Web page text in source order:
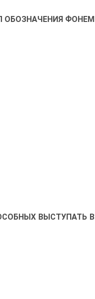
ОБОЗНАЧЕНИЯ
ВЫСТУПАТЬ